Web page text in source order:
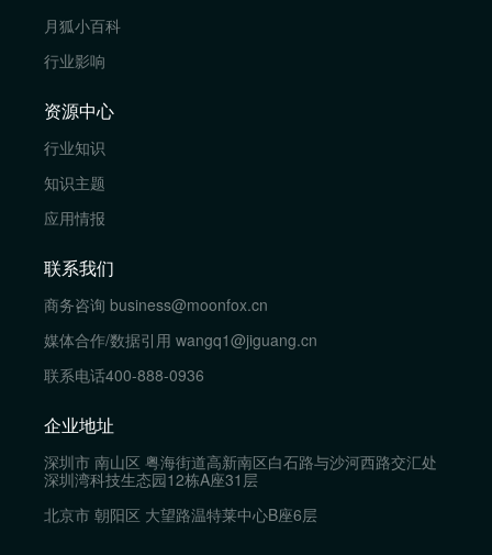
月狐小百科
行业影响
资源中心
行业知识
知识主题
应用情报
联系我们
商务咨询 business@moonfox.cn
媒体合作/数据引用 wangq1@jiguang.cn
联系电话400-888-0936
企业地址
深圳市 南山区 粤海街道高新南区白石路与沙河西路交汇处
深圳湾科技生态园12栋A座31层
北京市 朝阳区 大望路温特莱中心B座6层